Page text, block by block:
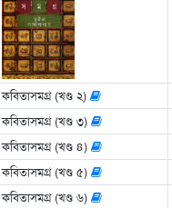
কবিতাসমগ্র (খণ্ড ২)
কবিতাসমগ্র (খণ্ড ৩)
কবিতাসমগ্র (খণ্ড ৪)
কবিতাসমগ্র (খণ্ড ৫)
কবিতাসমগ্র (খণ্ড ৬)